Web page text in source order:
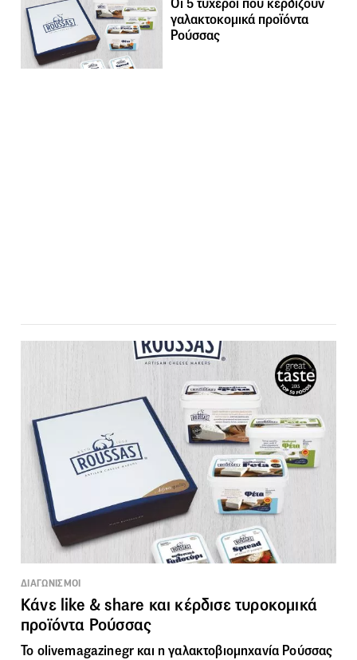
Οι 5 τυχεροί που κερδίζουν
γαλακτοκομικά προϊόντα
Ρούσσας
ΔΙΑΓΩΝΙΣΜΟΙ
Κάνε like & share και κέρδισε τυροκομικά
προϊόντα Ρούσσας
To olivemagazinegr και η γαλακτοβιομηχανία Ρούσσας